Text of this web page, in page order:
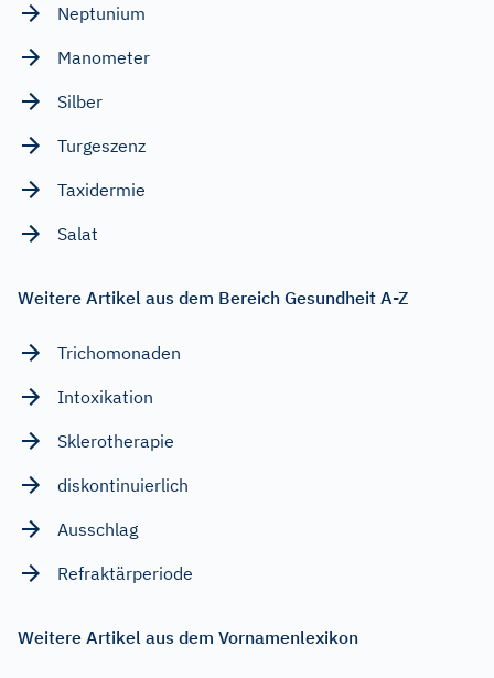
Neptunium
Manometer
Silber
Turgeszenz
Taxidermie
Salat
Weitere Artikel aus dem Bereich Gesundheit A-Z
Trichomonaden
Intoxikation
Sklerotherapie
diskontinuierlich
Ausschlag
Refraktärperiode
Weitere Artikel aus dem Vornamenlexikon